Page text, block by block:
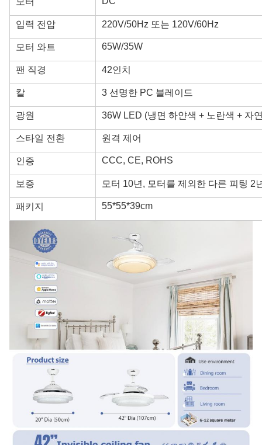
입력 전압 220V/50Hz 또는 120V/60Hz
모터 와트 65W/35W
팬 직경 42인치
칼 3 선명한 PC 블레이드
광원 36W LED (냉면 하얀색 + 노란색 + 자
스타일 전환 원격 제어
인증 CCC, CE, ROHS
보증 모터 10년, 모터를 제외한 다른 피팅 2
패키지 55*55*39cm